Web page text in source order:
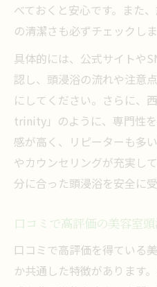
べておくと安心です。また
の清潔さも必ずチェックしま
具体的には、公式サイトや
認し、頭浸浴の流れや注意
にしてください。さらに、
trinity」のように、専門性
感が高く、リピーターも多
やカウンセリングが充実し
分に合った頭浸浴を安全に
口コミで高評価の美容室
口コミで高評価を得ている
か共通した特徴があります